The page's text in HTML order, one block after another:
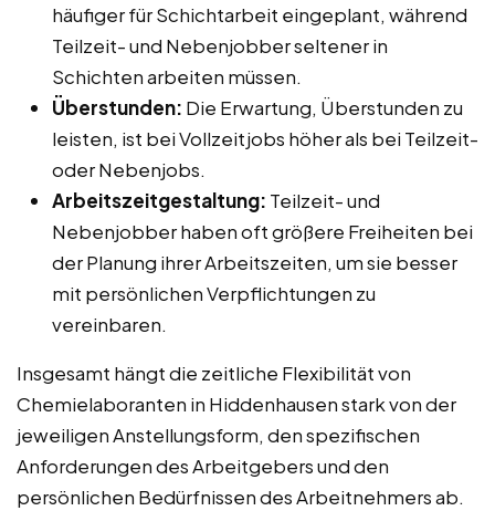
häufiger für Schichtarbeit eingeplant, während
Teilzeit- und Nebenjobber seltener in
Schichten arbeiten müssen.
Überstunden: Die Erwartung, Überstunden zu
leisten, ist bei Vollzeitjobs höher als bei Teilzeit-
oder Nebenjobs.
Arbeitszeitgestaltung: Teilzeit- und
Nebenjobber haben oft größere Freiheiten bei
der Planung ihrer Arbeitszeiten, um sie besser
mit persönlichen Verpflichtungen zu
vereinbaren.
Insgesamt hängt die zeitliche Flexibilität von
Chemielaboranten in Hiddenhausen stark von der
jeweiligen Anstellungsform, den spezifischen
Anforderungen des Arbeitgebers und den
persönlichen Bedürfnissen des Arbeitnehmers ab.